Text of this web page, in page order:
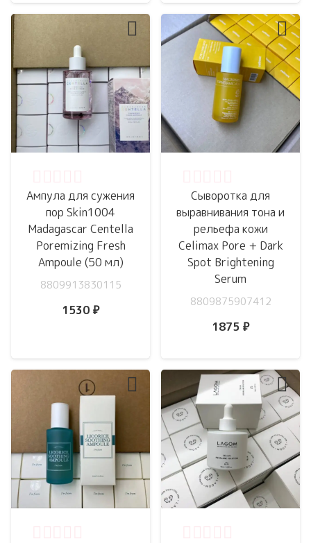
Ампула для сужения
пор Skin1004
Madagascar Centella
Poremizing Fresh
Ampoule (50 мл)
8809913830115
1530 ₽
Сыворотка для
выравнивания тона и
рельефа кожи
Celimax Pore + Dark
Spot Brightening
Serum
8809875907412
1875 ₽